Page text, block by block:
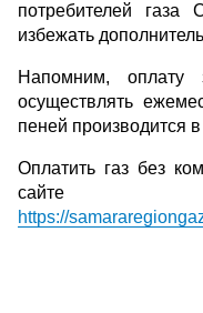
потребителей газа
избежать
Напомним, оплату
осуществлять
пеней производится
Оплатить газ без
сайте
https://